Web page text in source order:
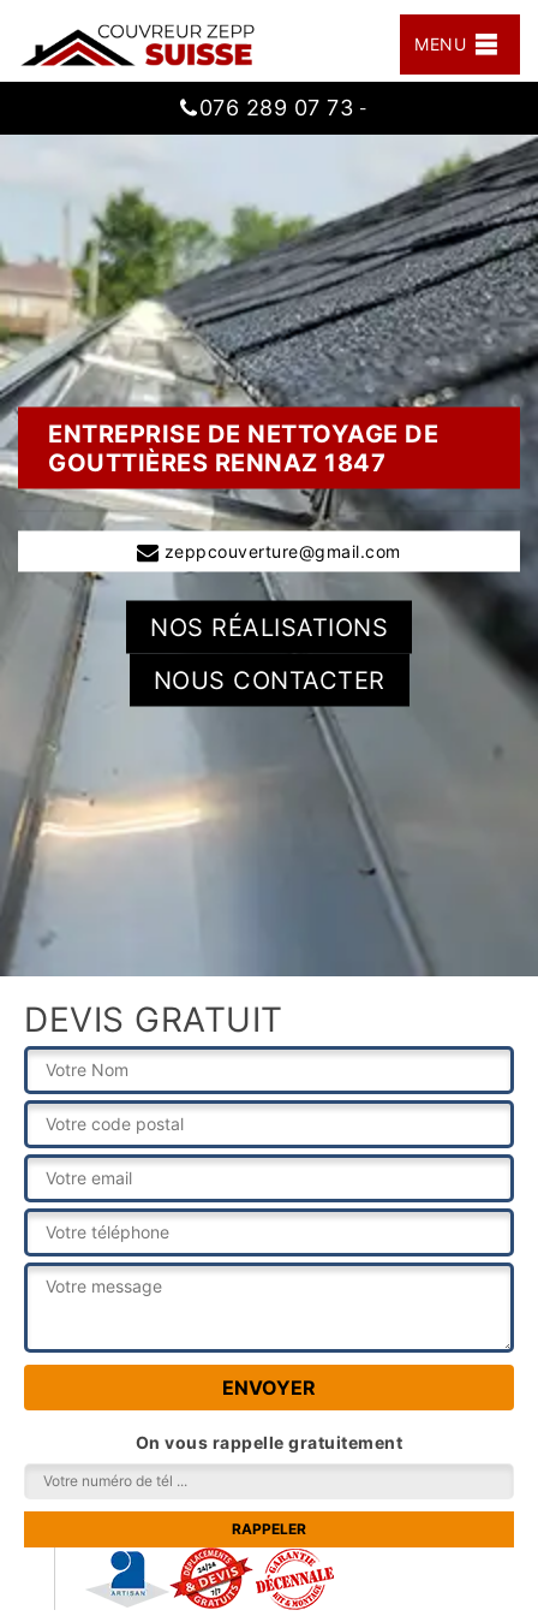
MENU
076 289 07 73 -
ENTREPRISE DE NETTOYAGE DE
GOUTTIÈRES RENNAZ 1847
zeppcouverture@gmail.com
NOS RÉALISATIONS
NOUS CONTACTER
DEVIS GRATUIT
On vous rappelle gratuitement